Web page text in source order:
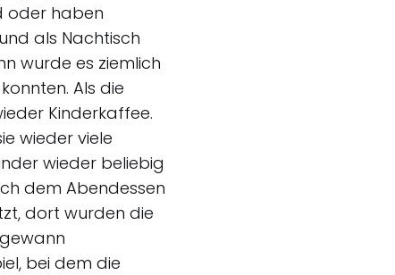
oder haben
als Nachtisch
wurde es ziemlich
Als die
Kinderkaffee.
wieder viele
wieder beliebig
dem Abendessen
dort wurden die
bei dem die